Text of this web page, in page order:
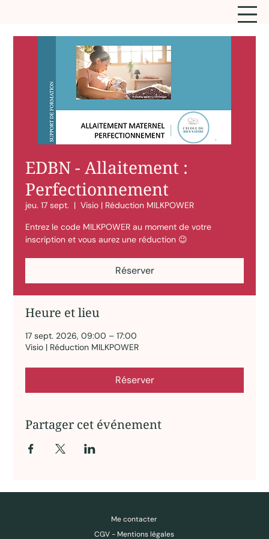
EDBN - Allaitement :
Perfectionnement
jeu. 17 sept.
  |
Visio | Réduction MILKPOWER
Entrez le code MILKPOWER au moment de votre
inscription et vous aurez une réduction 😉
Réserver
Heure et lieu
17 sept. 2026, 09:00 – 17:00
Visio | Réduction MILKPOWER
Réserver
Partager cet événement
Me contacter
CGV - Mentions légales